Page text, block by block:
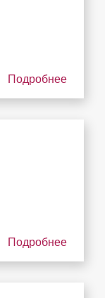
Подробнее
Подробнее